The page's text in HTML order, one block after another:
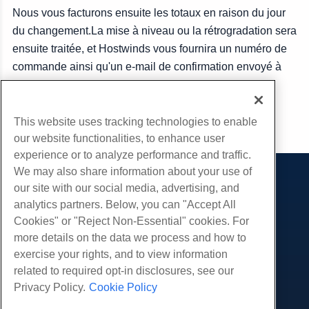
Nous vous facturons ensuite les totaux en raison du jour
du changement.La mise à niveau ou la rétrogradation sera
ensuite traitée, et Hostwinds vous fournira un numéro de
commande ainsi qu'un e-mail de confirmation envoyé à
l'adresse e-mail de votre compte.
Copie URL
Des produits
Hébergement Web
Hébergement professionnel
Revendeur Hébergeur
Revendeur en marque blanche
Géré Linux VPS
Prestations de service
Migrations de sites Web
Communauté
Documentation produit
Tutoriels
Compagnie
À propos de nous
This website uses tracking technologies to enable
our website functionalities, to enhance user
experience or to analyze performance and traffic.
We may also share information about your use of
our site with our social media, advertising, and
analytics partners. Below, you can "Accept All
Cookies" or "Reject Non-Essential" cookies. For
more details on the data we process and how to
exercise your rights, and to view information
related to required opt-in disclosures, see our
Privacy Policy. Cookie Policy